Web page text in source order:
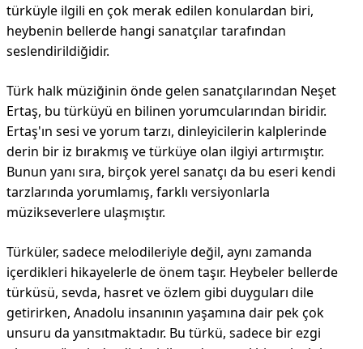
türküyle ilgili en çok merak edilen konulardan biri,
heybenin bellerde hangi sanatçılar tarafından
seslendirildiğidir.
Türk halk müziğinin önde gelen sanatçılarından Neşet
Ertaş, bu türküyü en bilinen yorumcularından biridir.
Ertaş'ın sesi ve yorum tarzı, dinleyicilerin kalplerinde
derin bir iz bırakmış ve türküye olan ilgiyi artırmıştır.
Bunun yanı sıra, birçok yerel sanatçı da bu eseri kendi
tarzlarında yorumlamış, farklı versiyonlarla
müzikseverlere ulaşmıştır.
Türküler, sadece melodileriyle değil, aynı zamanda
içerdikleri hikayelerle de önem taşır. Heybeler bellerde
türküsü, sevda, hasret ve özlem gibi duyguları dile
getirirken, Anadolu insanının yaşamına dair pek çok
unsuru da yansıtmaktadır. Bu türkü, sadece bir ezgi